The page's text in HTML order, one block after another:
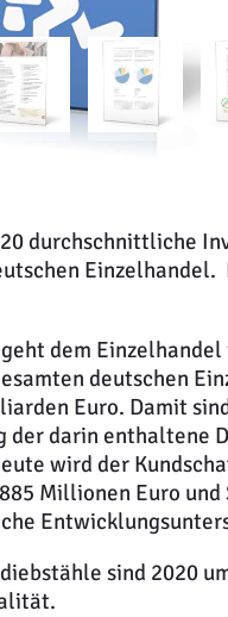
durchschnittliche
dem
deutschen
Euro. Damit
der darin enthaltene
wird der
Millionen Euro
sind 2020